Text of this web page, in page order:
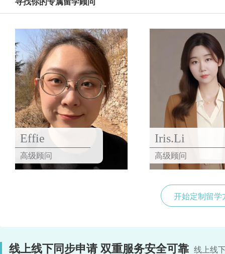
寻找你的专属留学顾问
Effie
高级顾问
Iris.Li
高级顾问
开始定制留学
线上线下同步申请 双重服务安全可靠 线上线